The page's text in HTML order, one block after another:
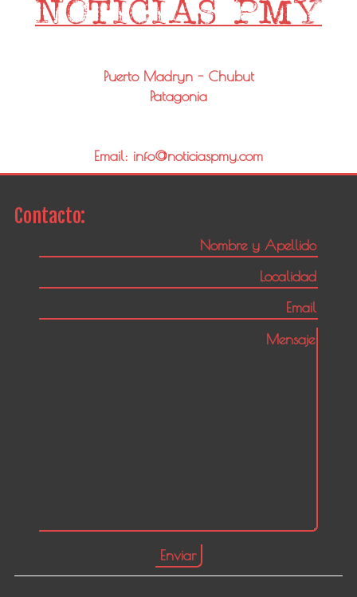
Puerto Madryn - Chubut
Patagonia
Email: info@noticiaspmy.com
Contacto: